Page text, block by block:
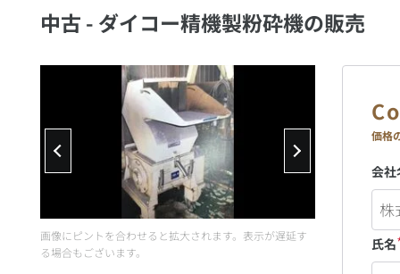
中古 - ダイコー精機製粉砕機の販売
画像にピントを合わせると拡大されます。表示が遅延す
る場合もございます。
価格
会社
氏名